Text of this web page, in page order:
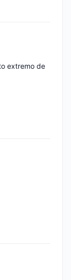
extremo de